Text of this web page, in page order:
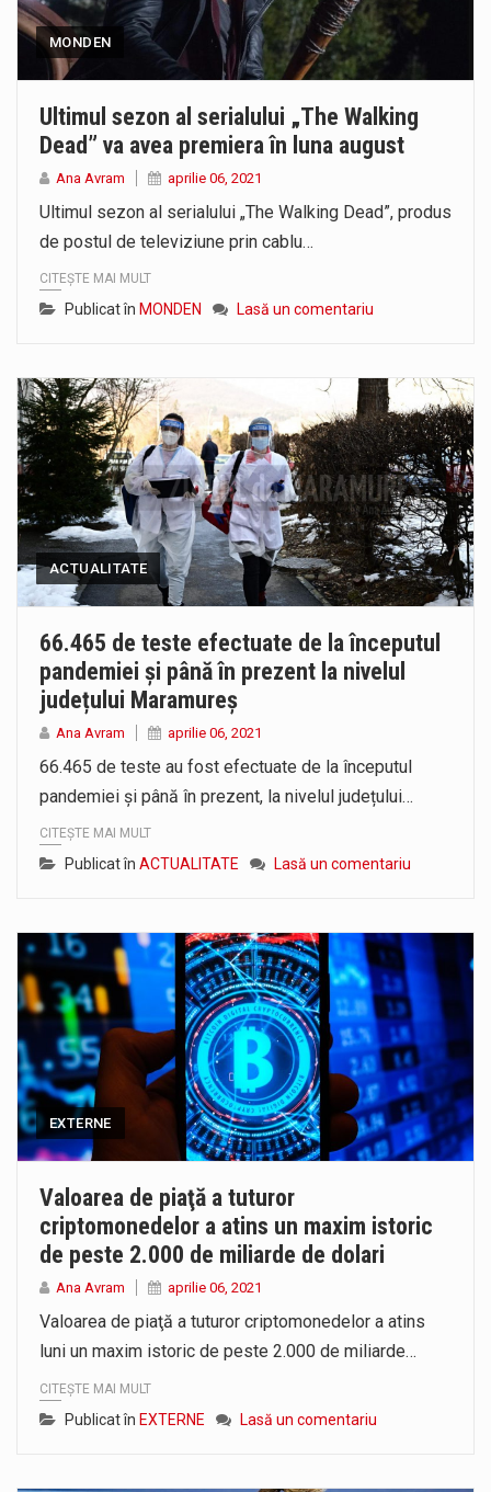
MONDEN
Ultimul sezon al serialului „The Walking
Dead” va avea premiera în luna august
Ana Avram aprilie 06, 2021
Ultimul sezon al serialului „The Walking Dead”, produs
de postul de televiziune prin cablu…
CITEȘTE MAI MULT
Publicat în MONDEN Lasă un comentariu
ACTUALITATE
66.465 de teste efectuate de la începutul
pandemiei și până în prezent la nivelul
județului Maramureș
Ana Avram aprilie 06, 2021
66.465 de teste au fost efectuate de la începutul
pandemiei și până în prezent, la nivelul județului…
CITEȘTE MAI MULT
Publicat în ACTUALITATE Lasă un comentariu
EXTERNE
Valoarea de piaţă a tuturor
criptomonedelor a atins un maxim istoric
de peste 2.000 de miliarde de dolari
Ana Avram aprilie 06, 2021
Valoarea de piaţă a tuturor criptomonedelor a atins
luni un maxim istoric de peste 2.000 de miliarde…
CITEȘTE MAI MULT
Publicat în EXTERNE Lasă un comentariu